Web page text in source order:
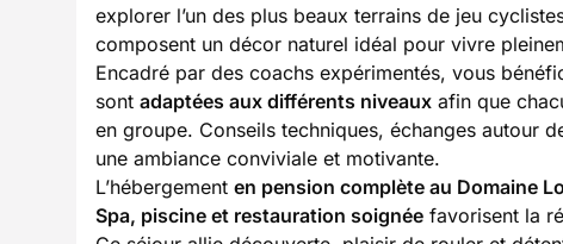
explorer l’un des plus beaux terrains de jeu
composent un décor naturel idéal pour vivre
Encadré par des coachs expérimentés, vous
sont adaptées aux différents niveaux afin que
en groupe. Conseils techniques, échanges autour
une ambiance conviviale et motivante.
L’hébergement en pension complète au Domaine
Spa, piscine et restauration soignée favorisent la